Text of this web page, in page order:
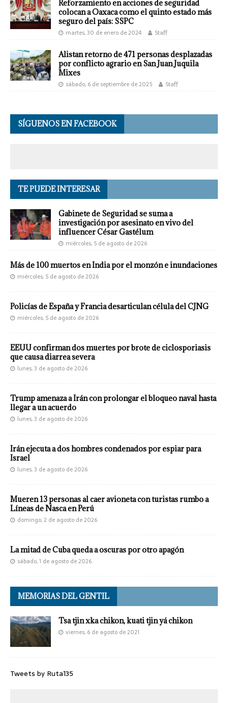
Reforzamiento en acciones de seguridad
colocan a Oaxaca como el quinto estado más
seguro del país: SSPC
martes, 30 de enero de 2024 Staff
Alistan retorno de 471 personas desplazadas
por conflicto agrario en San Juan Juquila
Mixes
sábado, 6 de septiembre de 2025 Staff
SÍGUENOS EN FACEBOOK
TE PUEDE INTERESAR
Gabinete de Seguridad se suma a
investigación por asesinato en vivo del
influencer César Gastélum
miércoles, 5 de agosto de 2026
Más de 100 muertos en India por el monzón e inundaciones
miércoles, 5 de agosto de 2026
Policías de España y Francia desarticulan célula del CJNG
miércoles, 5 de agosto de 2026
EEUU confirman dos muertes por brote de ciclosporiasis
que causa diarrea severa
lunes, 3 de agosto de 2026
Trump amenaza a Irán con prolongar el bloqueo naval hasta
llegar a un acuerdo
lunes, 3 de agosto de 2026
Irán ejecuta a dos hombres condenados por espiar para
Israel
lunes, 3 de agosto de 2026
Mueren 13 personas al caer avioneta con turistas rumbo a
Líneas de Nasca en Perú
domingo, 2 de agosto de 2026
La mitad de Cuba queda a oscuras por otro apagón
sábado, 1 de agosto de 2026
MEMORIAS DEL GENTIL
Tsa tjin xka chikon, kuati tjin yá chikon
viernes, 6 de agosto de 2021
Tweets by Ruta135